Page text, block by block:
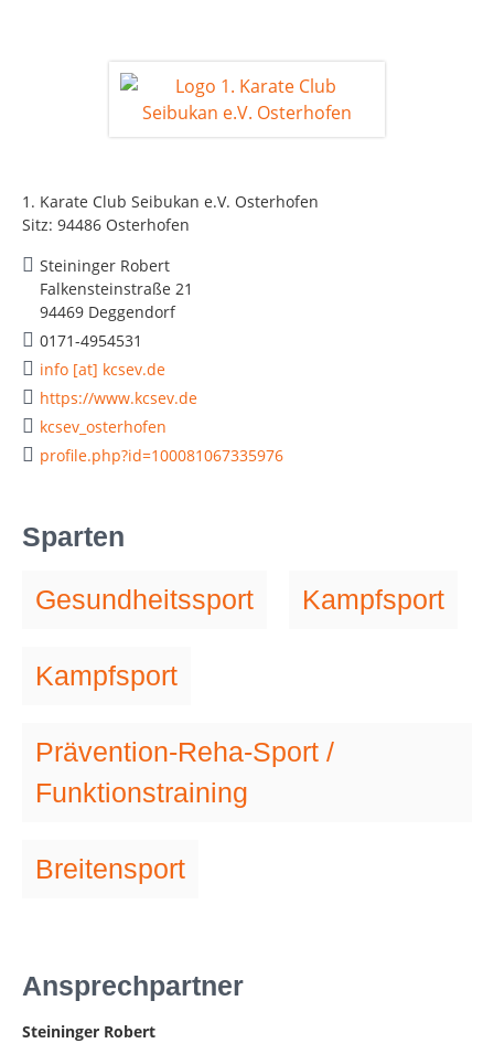
1. Karate Club Seibukan e.V. Osterhofen
Sitz: 94486 Osterhofen
Steininger Robert
Falkensteinstraße 21
94469 Deggendorf
0171-4954531
info [at] kcsev.de
https://www.kcsev.de
kcsev_osterhofen
profile.php?id=100081067335976
Sparten
Gesundheitssport Kampfsport
Kampfsport
Prävention-Reha-Sport /
Funktionstraining
Breitensport
Ansprechpartner
Steininger Robert